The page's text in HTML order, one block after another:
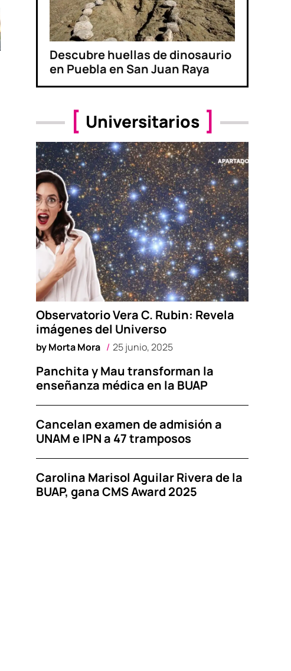
Descubre huellas de dinosaurio
en Puebla en San Juan Raya
Universitarios
Observatorio Vera C. Rubin: Revela
imágenes del Universo
byMorta Mora 25 junio, 2025
Panchita y Mau transforman la
enseñanza médica en la BUAP
Cancelan examen de admisión a
UNAM e IPN a 47 tramposos
Carolina Marisol Aguilar Rivera de la
BUAP, gana CMS Award 2025